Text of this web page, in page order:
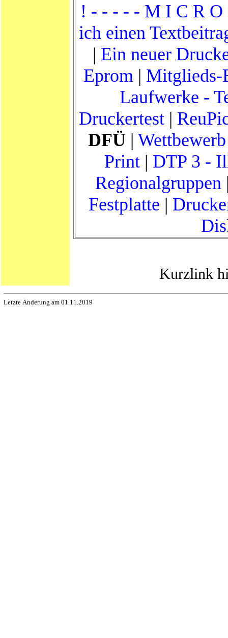
! - - - - - M I C R
ich einen
| Ein neuer
Eprom | Mitglieds-
Laufwerke -
Druckertest |
DFÜ | Wettbewerb
Print | DTP 3 -
Regionalgruppen
Festplatte |
Kurzlink
Letzte Änderung am 01.11.2019